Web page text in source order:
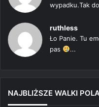
wypadku.Tak
ruthless
Ło Panie. Tu
pas
...
NAJBLIŻSZE WALKI